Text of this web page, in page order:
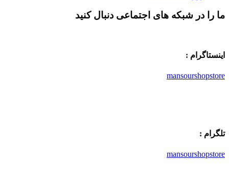
ما را در شبکه های اجتماعی دنبال کنید
اینستاگرام :
mansourshopstore
تلگرام :
mansourshopstore